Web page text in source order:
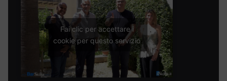
Fai clic per accettare i
cookie per questo servizio